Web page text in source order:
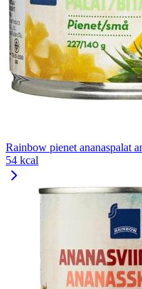
Rainbow pienet ananaspalat
54 kcal